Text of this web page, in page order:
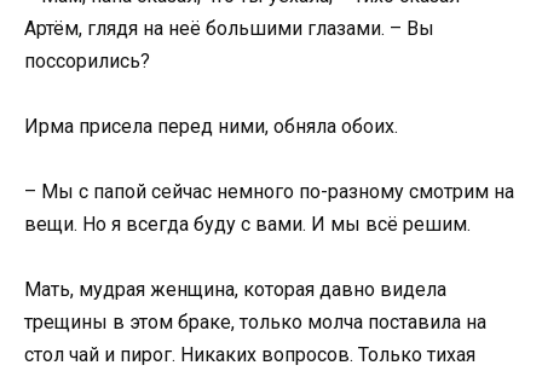
Артём, глядя на неё большими глазами. – Вы
поссорились?
Ирма присела перед ними, обняла обоих.
– Мы с папой сейчас немного по-разному смотрим на
вещи. Но я всегда буду с вами. И мы всё решим.
Мать, мудрая женщина, которая давно видела
трещины в этом браке, только молча поставила на
стол чай и пирог. Никаких вопросов. Только тихая